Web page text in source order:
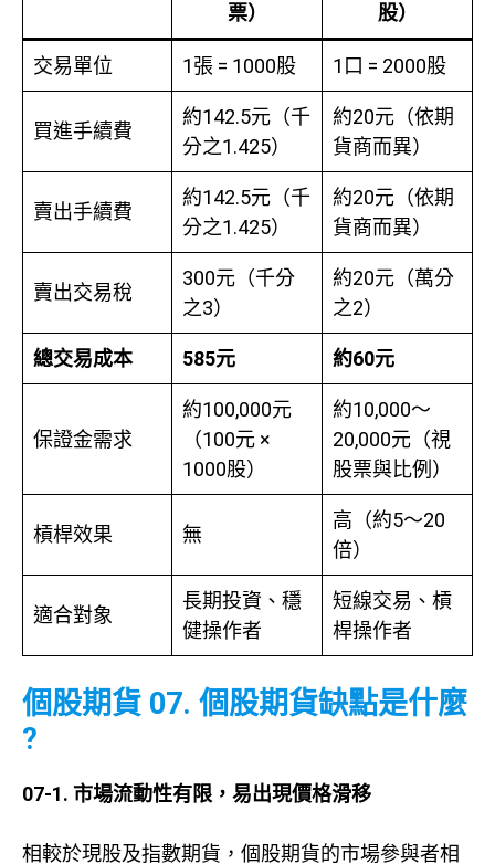
票）
股）
交易單位 1張 = 1000股 1口 = 2000股
買進手續費
約142.5元（千
分之1.425）
約20元（依期
貨商而異）
賣出手續費
約142.5元（千
分之1.425）
約20元（依期
貨商而異）
賣出交易稅
300元（千分
之3）
約20元（萬分
之2）
總交易成本 585元 約60元
保證金需求
約100,000元
（100元 ×
1000股）
約10,000～
20,000元（視
股票與比例）
槓桿效果 無
高（約5～20
倍）
適合對象
長期投資、穩
健操作者
短線交易、槓
桿操作者
個股期貨 07. 個股期貨缺點是什麼
?
07-1. 市場流動性有限，易出現價格滑移
相較於現股及指數期貨，個股期貨的市場參與者相